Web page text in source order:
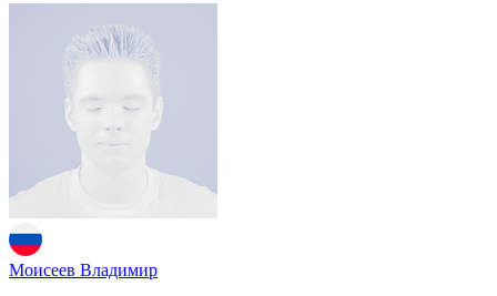
Моисеев Владимир